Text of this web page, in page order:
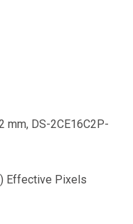
mm, DS-2CE16C2P-
Effective Pixels